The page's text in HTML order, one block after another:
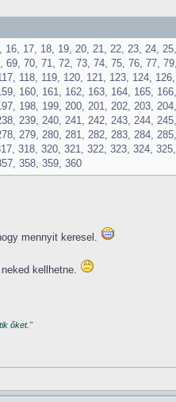
17, 18, 19, 20, 21, 22, 23, 24,
70, 71, 72, 73, 74, 75, 76, 77,
118, 119, 120, 121, 123, 124,
160, 161, 162, 163, 164, 165,
198, 199, 200, 201, 202, 203,
239, 240, 241, 242, 243, 244,
279, 280, 281, 282, 283, 284,
318, 320, 321, 322, 323, 324,
358, 359, 360
mennyit keresel.
kellhetne.
őket."